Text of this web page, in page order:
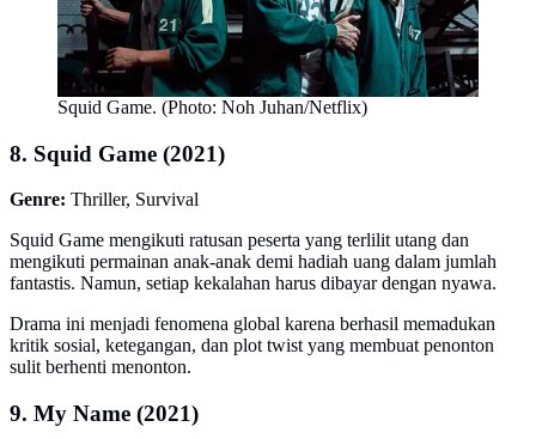
Squid Game. (Photo: Noh Juhan/Netflix)
8. Squid Game (2021)
Genre: Thriller, Survival
Squid Game mengikuti ratusan peserta yang terlilit utang dan
mengikuti permainan anak-anak demi hadiah uang dalam jumlah
fantastis. Namun, setiap kekalahan harus dibayar dengan nyawa.
Drama ini menjadi fenomena global karena berhasil memadukan
kritik sosial, ketegangan, dan plot twist yang membuat penonton
sulit berhenti menonton.
9. My Name (2021)